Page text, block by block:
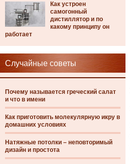
Как устроен
самогонный
дистиллятор и по
какому принципу он
работает
Случайные советы
Почему называется греческий салат
и что в имени
Как приготовить молекулярную икру в
домашних условиях
Натяжные потолки – неповторимый
дизайн и простота